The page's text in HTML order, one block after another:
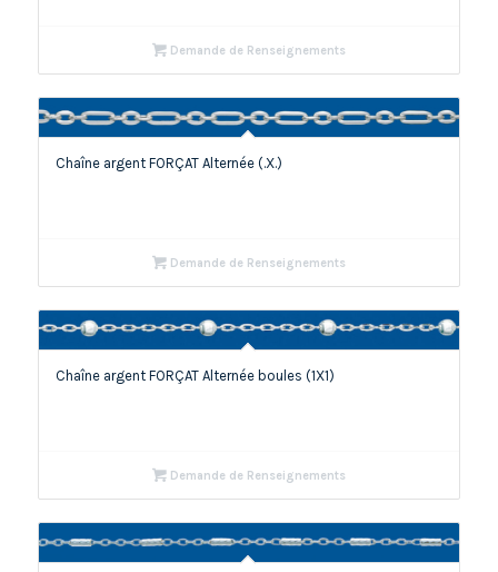
Demande de Renseignements
Chaîne argent FORÇAT Alternée (.X.)
Demande de Renseignements
Chaîne argent FORÇAT Alternée boules (1X1)
Demande de Renseignements